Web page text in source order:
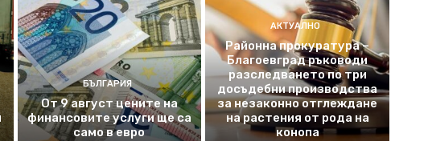
БЪЛГАРИЯ
От 9 август цените на
финансовите услуги ще са
само в евро
АКТУАЛНО
Районна прокуратура –
Благоевград ръководи
разследването по три
досъдебни производства
за незаконно отглеждане
на растения от рода на
конопа